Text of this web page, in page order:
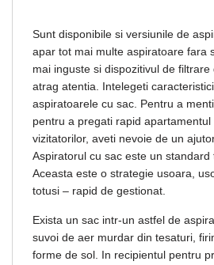
Sunt disponibile si versiunile de
apar tot mai multe aspiratoare fara
mai inguste si dispozitivul de
atrag atentia. Intelegeti
aspiratoarele cu sac. Pentru a
pentru a pregati rapid apartamentul
vizitatorilor, aveti nevoie de un
Aspiratorul cu sac este un standard
Aceasta este o strategie usoara,
totusi – rapid de gestionat.
Exista un sac intr-un astfel de
suvoi de aer murdar din tesaturi,
forme de sol. In recipientul pentru